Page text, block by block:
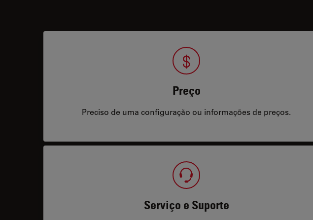
Preço
Preciso de uma configuração ou informações de preços.
Serviço e Suporte